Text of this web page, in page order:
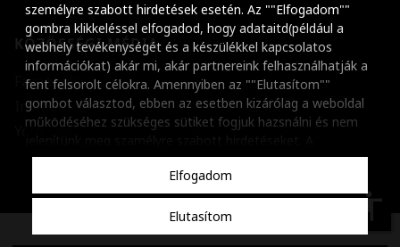
személyre szabott hirdetések esetén. Az ""Elfogadom""
gombra klikkeléssel elfogadod, hogy adataitd(például a
webhely tevékenységét és a készülékkel kapcsolatos
információkat) akár mi, akár partnereink felhasználhatják a
fent felsorolt célokra. Amennyiben az ""Elutasítom""
gombot választod, ebben az esetben kizárólag a weboldal
működéséhez szükséges sütiket fogjuk hazsnálni és nem
beállításaidat bármikor módosíthatod, a ""Beállítások
kezelése"" gombra kattintva. Tudj meg többet
szabályzatunkról.
Elfogadom
Elutasítom
KÖZÖSSÉGI MÉDIA
Facebook
Instagram
Youtube
accessibility
Szóköz csökkentése
Sortávolság
Sortávolság
Színek invertálása
Szürke
Nagy kurzor